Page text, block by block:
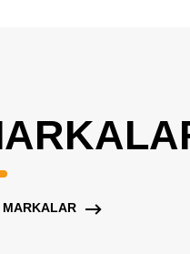
MARKALAR